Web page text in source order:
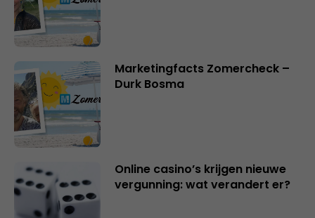
Marketingfacts Zomercheck –
Durk Bosma
Online casino’s krijgen nieuwe
vergunning: wat verandert er?